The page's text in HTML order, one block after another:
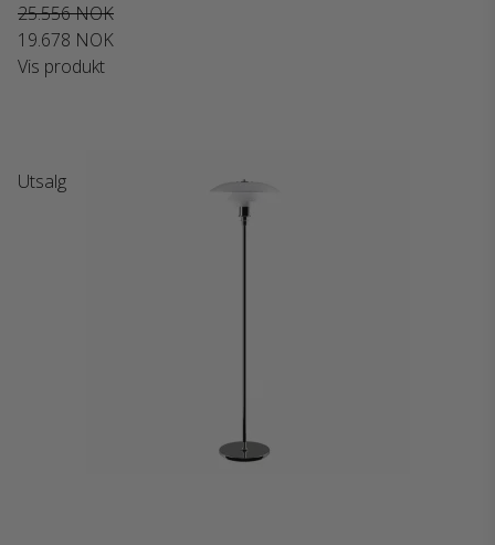
25.556 NOK
19.678 NOK
Vis produkt
Utsalg